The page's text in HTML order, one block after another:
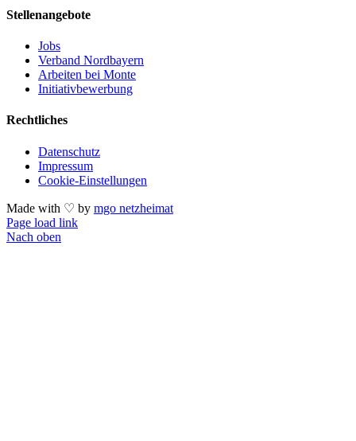
Stellenangebote
Jobs
Verband Nordbayern
Arbeiten bei Monte
Initiativbewerbung
Rechtliches
Datenschutz
Impressum
Cookie-Einstellungen
Made with ♡ by mgo netzheimat
Page load link
Nach oben